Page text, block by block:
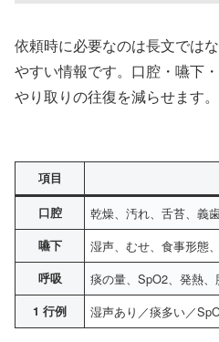
依頼時に必要なのは長文では
やすい情報です。口腔・嚥下
やり取りの往復を減らせます。
項目
口腔 乾燥、汚れ、舌苔、義
嚥下 湿声、むせ、食事形態
呼吸 痰の量、SpO2、発熱
1 行例 湿声あり／痰多い／